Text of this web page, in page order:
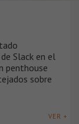
Slack en el
penthouse
sobre
VER +